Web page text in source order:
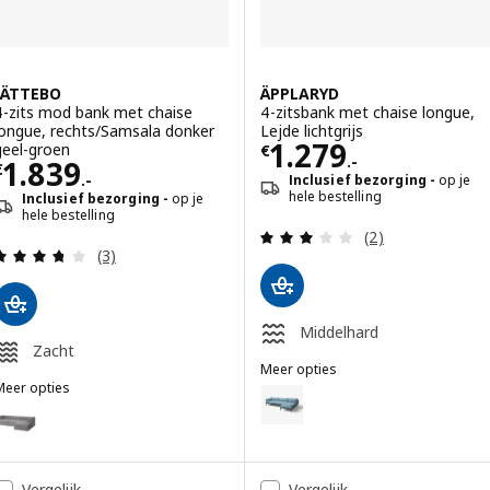
zits mod bank met chaise
rechts/Samsala donker
groen
1.839.-
€ 1839.-
Inclusief bezorging
op je
hele bestelling
Beoordeling: 3.7 van 5 sterren. Totaal
(3)
Zacht
opties
JÄTTEBO, 4-zits mod bank met chaise longue, rechts/Tonerud
ÄPPLARYD
4-zitsbank met chaise longue,
Lejde lichtgrijs
€1.279.-
Prijs € 1279.-
Inclusief bezorging
op je
hele bestelling
Beoordeling: 3
(2)
Middelhard
Meer opties
Optie: ÄPPLARYD, 4-zitsbank
Optie: ÄPPLARYD, 4-zitsbank